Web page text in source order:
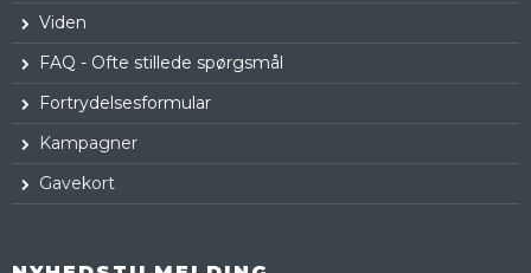
Viden
FAQ - Ofte stillede spørgsmål
Fortrydelsesformular
Kampagner
Gavekort